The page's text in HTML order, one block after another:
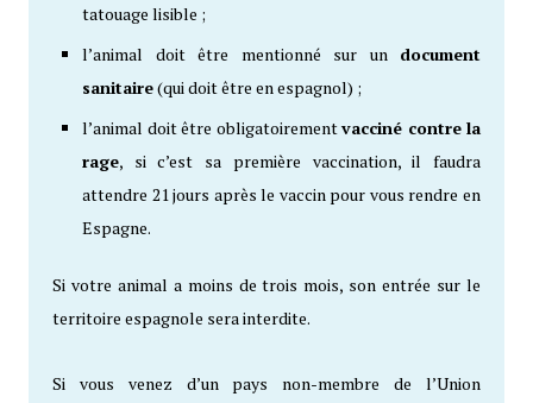
tatouage lisible ;
l’animal doit être mentionné sur un document
sanitaire(qui doit être en espagnol) ;
l’animal doit être obligatoirementvacciné contre la
rage, si c’est sa première vaccination, il faudra
attendre 21 jours après le vaccin pour vous rendre en
Espagne.
Si votre animal a moins de trois mois, son entrée sur le
territoire espagnole sera interdite.
Si vous venez d’un pays non-membre de l’Union